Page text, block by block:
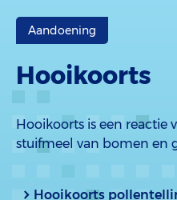
Aandoening
Hooikoorts
Hooikoorts is een reactie
stuifmeel van bomen en
Hooikoorts